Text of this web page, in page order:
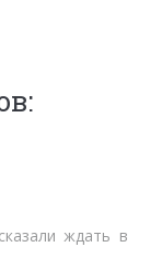
ждать в